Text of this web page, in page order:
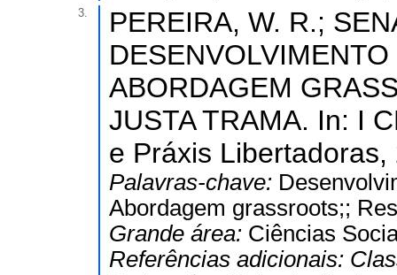
3.
PEREIRA, W. R.;
ABORDAGEM
JUSTA TRAMA. In: I
e Práxis Libertadoras,
Palavras-chave:
Abordagem grassroots;;
Grande área: Ciências
Referências adicionais: